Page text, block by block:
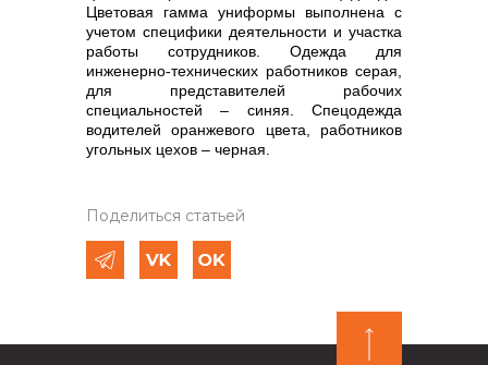
Цветовая гамма униформы выполнена с
учетом специфики деятельности и участка
работы сотрудников. Одежда для
инженерно-технических работников серая,
для представителей рабочих
специальностей – синяя. Спецодежда
водителей оранжевого цвета, работников
угольных цехов – черная.
Поделиться статьей